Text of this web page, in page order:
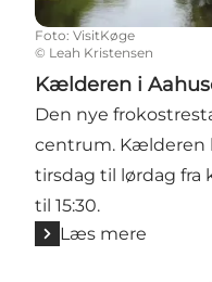
Foto: VisitKøge
© Leah Kristensen
Kælderen i
Den nye
centrum. Kælderen
tirsdag til lørdag fra
til 15:30.
Læs mere